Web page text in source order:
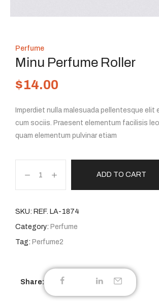
Perfume
Minu Perfume Roller
$14.00
Imperdiet nulla malesuada pellentesque elit
cum sociis. Praesent elementum facilisis leo
quam elementum pulvinar etiam
ADD TO CART
SKU: REF. LA-1874
Category: Perfume
Tag: Perfume2
Share: